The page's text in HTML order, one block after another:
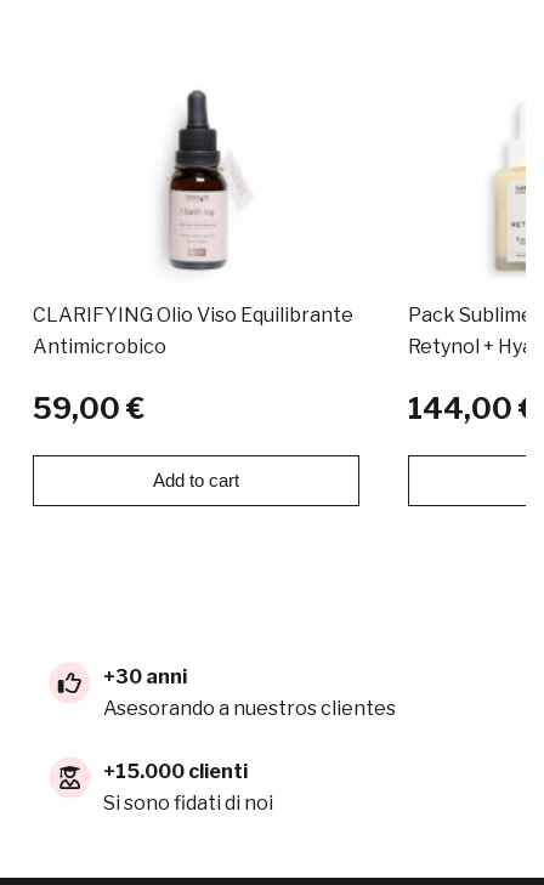
CLARIFYING Olio Viso Equilibrante
Antimicrobico
59,00 €
Add to cart
Pack Sublime
Retynol +
144,00 €
+30 anni
Asesorando a nuestros clientes
+15.000 clienti
Si sono fidati di noi